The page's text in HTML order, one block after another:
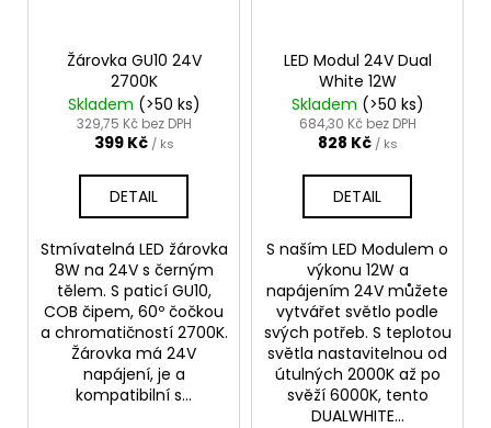
Žárovka GU10 24V
2700K
Skladem (>50 ks)
329,75 Kč bez DPH
399 Kč / ks
DETAIL
Stmívatelná LED žárovka
8W na 24V s černým
tělem. S paticí GU10,
COB čipem, 60º čočkou
a chromatičností 2700K.
Žárovka má 24V
napájení, je a
kompatibilní s...
LED Modul 24V Dual
White 12W
Skladem (>50 ks)
684,30 Kč bez DPH
828 Kč / ks
DETAIL
S naším LED Modulem o
výkonu 12W a
napájením 24V můžete
vytvářet světlo podle
svých potřeb. S teplotou
světla nastavitelnou od
útulných 2000K až po
svěží 6000K, tento
DUALWHITE...